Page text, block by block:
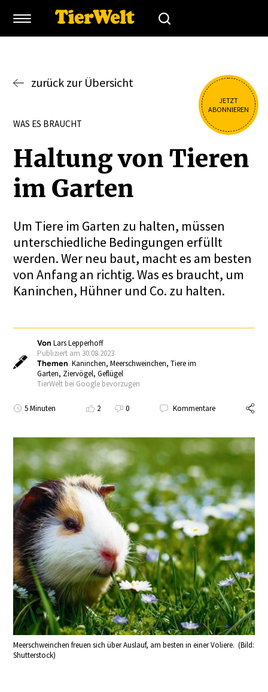
JETZT
ABONNIEREN
zurück zur Übersicht
WAS ES BRAUCHT
Haltung von Tieren
im Garten
Um Tiere im Garten zu halten, müssen
unterschiedliche Bedingungen erfüllt
werden. Wer neu baut, macht es am besten
von Anfang an richtig. Was es braucht, um
Kaninchen, Hühner und Co. zu halten.
VonLars Lepperhoff
Publiziert am 30.08.2023
Themen Kaninchen,Meerschweinchen,Tiere im
Garten, Ziervögel,Geflügel
TierWelt bei Google bevorzugen
5 Minuten 2 0 Kommentare
Meerschweinchen freuen sich über Auslauf, am besten in einer Voliere. (Bild:
Shutterstock)